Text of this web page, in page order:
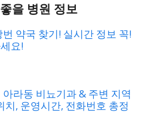
을 병원 정보
번 약국 찾기! 실시간 정보 꼭!
요!
라동 비뇨기과 & 주변 지역
치, 운영시간, 전화번호 총정